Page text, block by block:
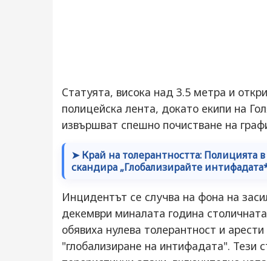
Статуята, висока над 3.5 метра и
полицейска лента, докато екипи на
извършват спешно почистване на
➤ Край на толерантността: Полицията
скандира „Глобализирайте
Инцидентът се случва на фона на
декември миналата година
обявиха нулева толерантност и
"глобализиране на интифадата". Тези